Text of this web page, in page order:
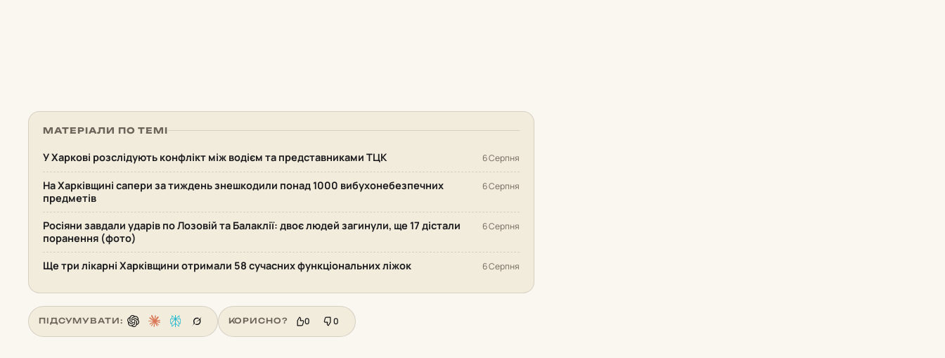
МАТЕРІАЛИ ПО ТЕМІ
У Харкові розслідують конфлікт між водієм та представниками ТЦК 6 Серпня
На Харківщині сапери за тиждень знешкодили понад 1000 вибухонебезпечних
предметів
6 Серпня
Росіяни завдали ударів по Лозовій та Балаклії: двоє людей загинули, ще 17 дістали
поранення (фото)
6 Серпня
Ще три лікарні Харківщини отримали 58 сучасних функціональних ліжок 6 Серпня
ПІДСУМУВАТИ: КОРИСНО? 0 0